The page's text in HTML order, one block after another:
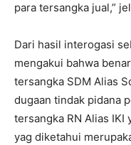
para tersangka jual,”
Dari hasil interogasi
mengakui bahwa
tersangka SDM Alias
dugaan tindak pidana
tersangka RN Alias IKI
yag diketahui